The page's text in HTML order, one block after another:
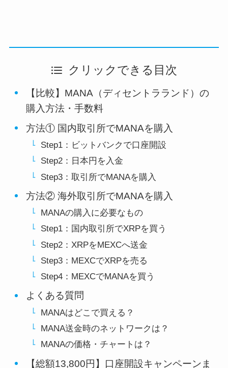
クリックできる目次
【比較】MANA（ディセントラランド）の
購入方法・手数料
方法① 国内取引所でMANAを購入
Step1：ビットバンクで口座開設
Step2：日本円を入金
Step3：取引所でMANAを購入
方法② 海外取引所でMANAを購入
MANAの購入に必要なもの
Step1：国内取引所でXRPを買う
Step2：XRPをMEXCへ送金
Step3：MEXCでXRPを売る
Step4：MEXCでMANAを買う
よくある質問
MANAはどこで買える？
MANA送金時のネットワークは？
MANAの価格・チャートは？
【総額13,800円】口座開設キャンペーンま